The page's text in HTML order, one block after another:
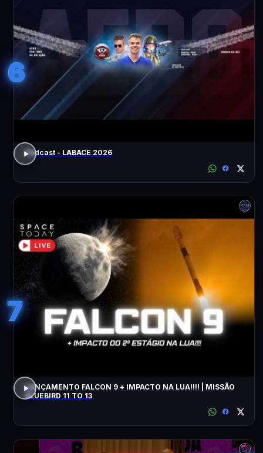
6
Podcast - LABACE 2026
7
LANÇAMENTO FALCON 9 + IMPACTO NA LUA!!!! | MISSÃO
BLUEBIRD 11 TO 13